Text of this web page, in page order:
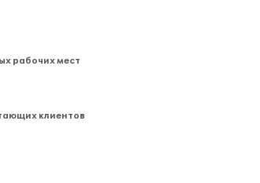
рабочих мест
клиентов